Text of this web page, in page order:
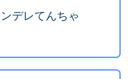
デレてんちゃ